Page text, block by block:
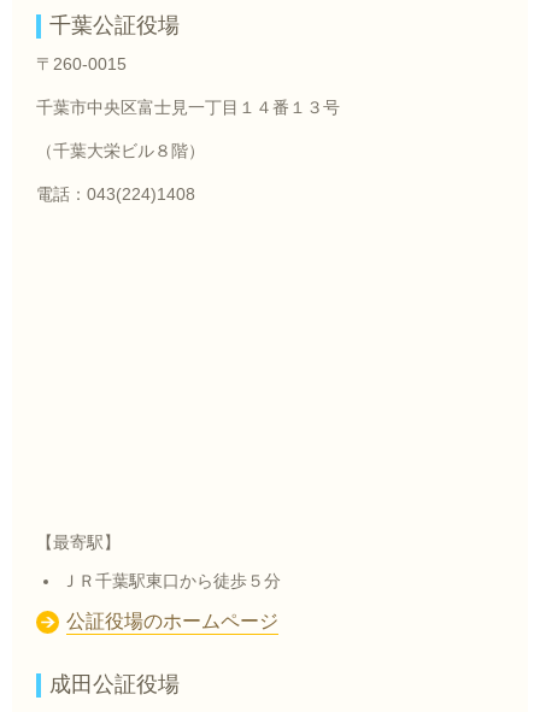
千葉公証役場
〒260-0015
千葉市中央区富士見一丁目１４番１３号
（千葉大栄ビル８階）
電話：043(224)1408
【最寄駅】
ＪＲ千葉駅東口から徒歩５分
公証役場のホームページ
成田公証役場